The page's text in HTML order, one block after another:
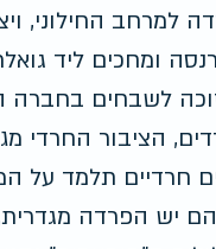
למרחב החילוני,
ומחכים ליד
לשבחים
הציבור החרדי
חרדיים תלמד על
יש הפרדה